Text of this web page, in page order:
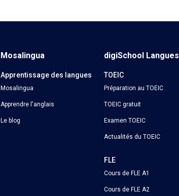
Mosalingua
Apprentissage des langues
Mosalingua
Apprendre l'anglais
Le blog
digiSchool Langues
TOEIC
Préparation au TOEIC
TOEIC gratuit
Examen TOEIC
Actualités du TOEIC
FLE
Cours de FLE A1
Cours de FLE A2